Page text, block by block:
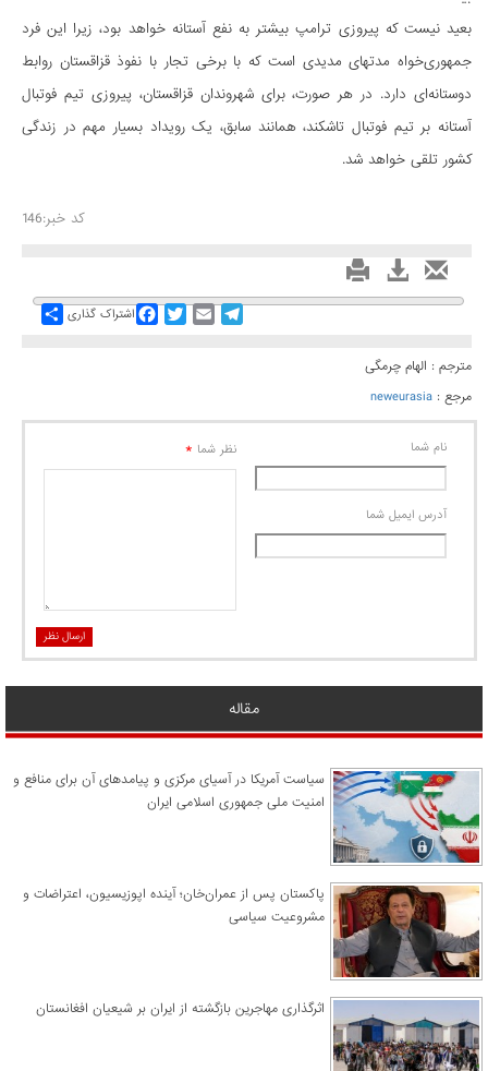
بعید نیست که پیروزی ترامپ بیشتر به نفع آستانه خواهد بود، زیرا این فرد
جمهوری‌خواه مدتهای مدیدی است که با برخی تجار با نفوذ قزاقستان روابط
دوستانه‌ای دارد. در هر صورت، برای شهروندان قزاقستان، پیروزی تیم فوتبال
آستانه بر تیم فوتبال تاشکند، همانند سابق، یک رویداد بسیار مهم در زندگی
کشور تلقی خواهد شد.
کد خبر:146
Share اشتراک گذاری
FacebookTwitterEmail
Telegram
مترجم : الهام چرمگی
مرجع : neweurasia
نام شما
آدرس ايميل شما
نظر شما *
ارسال نظر
مقاله
سیاست آمریکا در آسیای مرکزی و پیامدهای آن برای منافع و
امنیت ملی جمهوری اسلامی ایران
پاکستان پس از عمران‌خان؛ آینده اپوزیسیون، اعتراضات و
مشروعیت سیاسی
اثرگذاری مهاجرین بازگشته از ایران بر شیعیان افغانستان